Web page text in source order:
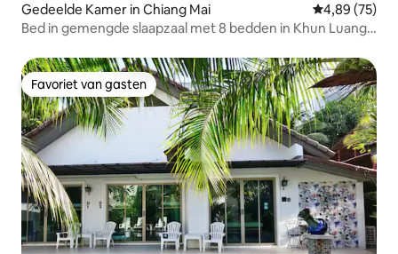
Gedeelde Kamer in Chiang Mai Gemiddelde
4,89 (75)
Bed in gemengde slaapzaal met 8 bedden in Khun Luang
Favoriet van gasten
Favoriet van gasten